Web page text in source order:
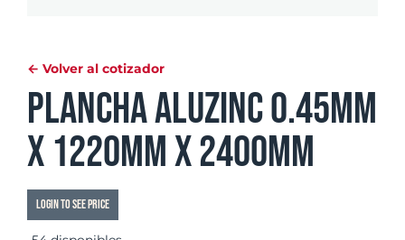
← Volver al cotizador
Plancha Aluzinc 0.45mm
x 1220mm x 2400mm
Login to see price